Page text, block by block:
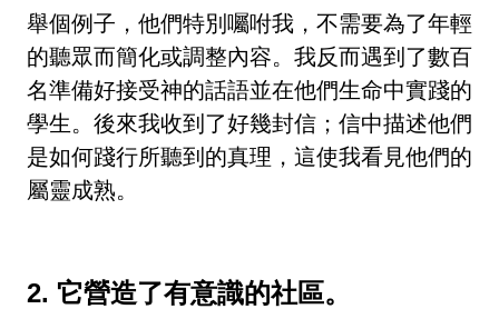
舉個例子，他們特別囑咐我，不需要為了年輕
的聽眾而簡化或調整內容。我反而遇到了數百
名準備好接受神的話語並在他們生命中實踐的
學生。後來我收到了好幾封信；信中描述他們
是如何踐行所聽到的真理，這使我看見他們的
屬靈成熟。
2. 它營造了有意識的社區。